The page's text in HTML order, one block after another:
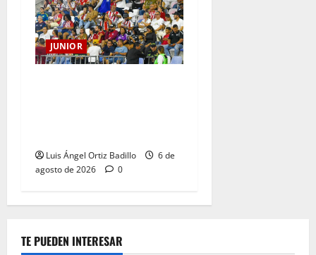
JUNIOR
Luis Ángel Ortiz Badillo
6 de
agosto de 2026
0
TE PUEDEN INTERESAR